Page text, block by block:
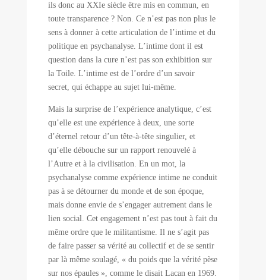
ils donc au XXIe siècle être mis en commun, en
toute transparence ? Non. Ce n’est pas non plus le
sens à donner à cette articulation de l’intime et du
politique en psychanalyse. L’intime dont il est
question dans la cure n’est pas son exhibition sur
la Toile. L’intime est de l’ordre d’un savoir
secret, qui échappe au sujet lui-même.
Mais la surprise de l’expérience analytique, c’est
qu’elle est une expérience à deux, une sorte
d’éternel retour d’un tête-à-tête singulier, et
qu’elle débouche sur un rapport renouvelé à
l’Autre et à la civilisation. En un mot, la
psychanalyse comme expérience intime ne conduit
pas à se détourner du monde et de son époque,
mais donne envie de s’engager autrement dans le
lien social. Cet engagement n’est pas tout à fait du
même ordre que le militantisme. Il ne s’agit pas
de faire passer sa vérité au collectif et de se sentir
par là même soulagé, « du poids que la vérité pèse
sur nos épaules », comme le disait Lacan en 1969.